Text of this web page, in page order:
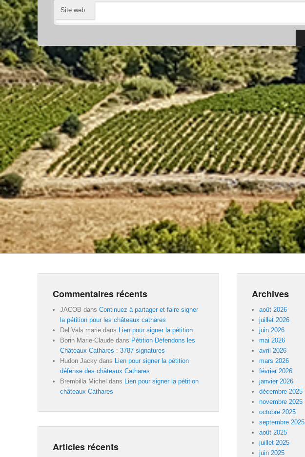
Site web
Commentaires récents
JACOB dans Continuez à partager et faire signer
la pétition pour les châteaux cathares
Del Vals marie dans
Lien pour signer la pétition
Borin Marie-Claude dans Pétition Défendons les
Châteaux Cathares : 3787 signatures
Hudon Jacky dans
Lien pour signer la pétition
défense des châteaux Cathares
Brembilla Michel dans
Lien pour signer la pétition
châteaux Cathares
Articles récents
Archives
août 2026
juillet 2026
juin 2026
mai 2026
avril 2026
mars 2026
février 2026
janvier 2026
décembre 2025
novembre 2025
octobre 2025
septembre 2025
août 2025
juillet 2025
juin 2025